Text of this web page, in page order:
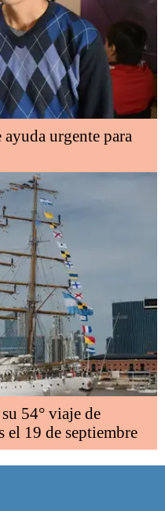
urgente para
54° viaje de
19 de septiembre